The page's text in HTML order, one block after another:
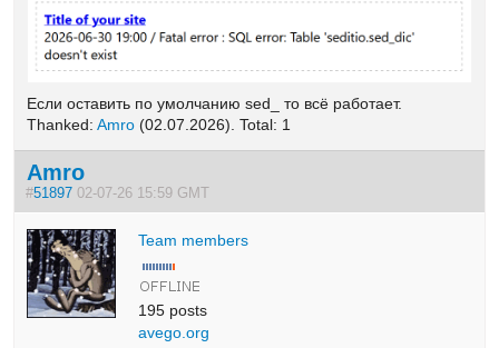
Если оставить по умолчанию sed_ то всё работает.
Thanked:Amro (02.07.2026). Total: 1
Amro
#51897 02-07-26 15:59 GMT
Team members
195 posts
avego.org